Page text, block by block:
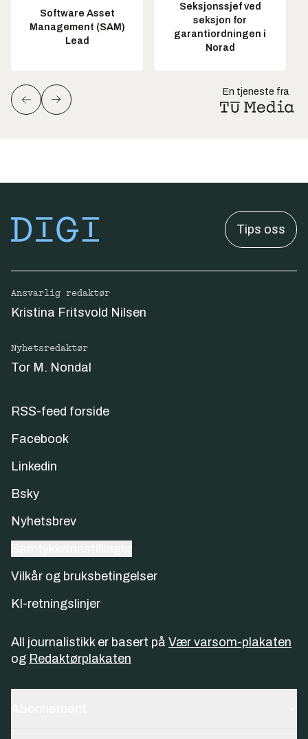
Software Asset
Management (SAM)
Lead
Seksjonssjef ved
seksjon for
garantiordningen i
Norad
En tjeneste fra
Tips oss
Ansvarlig redaktør
Kristina Fritsvold Nilsen
Nyhetsredaktør
Tor M. Nondal
RSS-feed forside
Facebook
Linkedin
Bsky
Nyhetsbrev
Vilkår og bruksbetingelser
KI-retningslinjer
All journalistikk er basert på Vær varsom-plakaten
og Redaktørplakaten